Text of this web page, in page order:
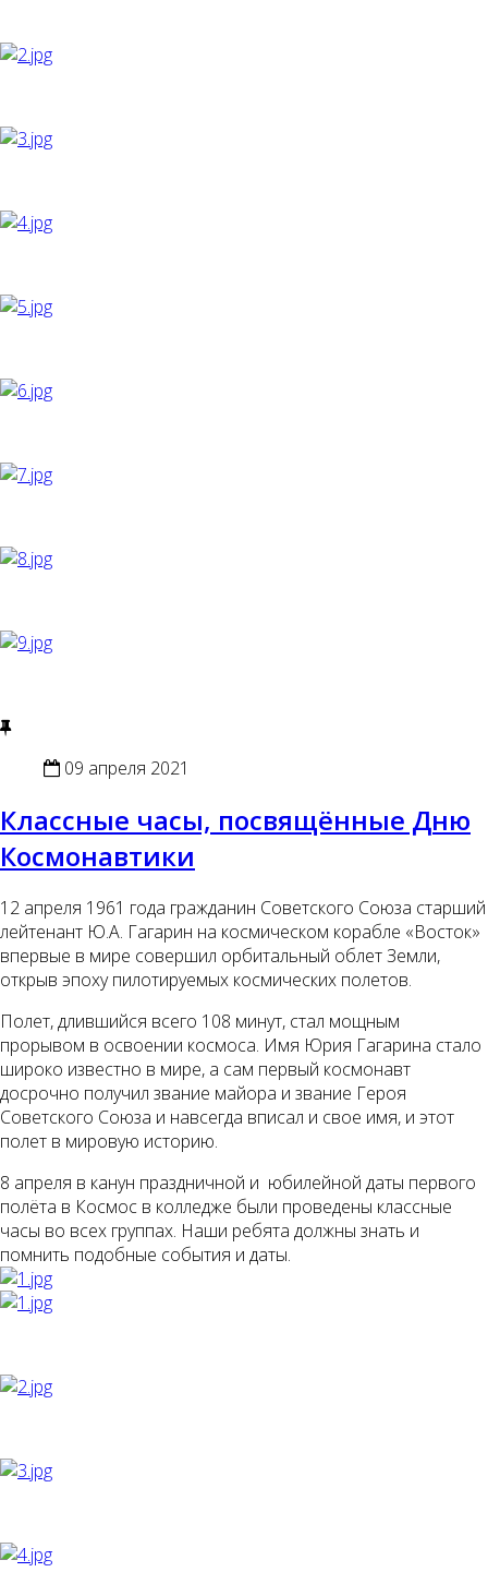
09 апреля 2021
Классные часы, посвящённые Дню
Космонавтики
12 апреля 1961 года гражданин Советского Союза старший
лейтенант Ю.А. Гагарин на космическом корабле «Восток»
впервые в мире совершил орбитальный облет Земли,
открыв эпоху пилотируемых космических полетов.
Полет, длившийся всего 108 минут, стал мощным
прорывом в освоении космоса. Имя Юрия Гагарина стало
широко известно в мире, а сам первый космонавт
досрочно получил звание майора и звание Героя
Советского Союза и навсегда вписал и свое имя, и этот
полет в мировую историю.
8 апреля в канун праздничной и юбилейной даты первого
полёта в Космос в колледже были проведены классные
часы во всех группах. Наши ребята должны знать и
помнить подобные события и даты.